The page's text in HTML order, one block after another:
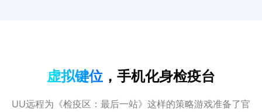
虚拟键位 ，手机化身检疫台
UU远程为《检疫区：最后一站》这样的策略游戏准备了官